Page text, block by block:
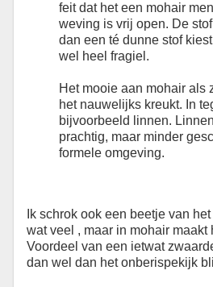
feit dat het een mohair
weving is vrij open. De
dan een té dunne stof
wel heel fragiel.
Het mooie aan mohair als
het nauwelijks kreukt. In
bijvoorbeeld linnen.
prachtig, maar minder
formele omgeving.
Ik schrok ook een beetje van
wat veel , maar in mohair maakt
Voordeel van een ietwat
dan wel dan het onberispekijk